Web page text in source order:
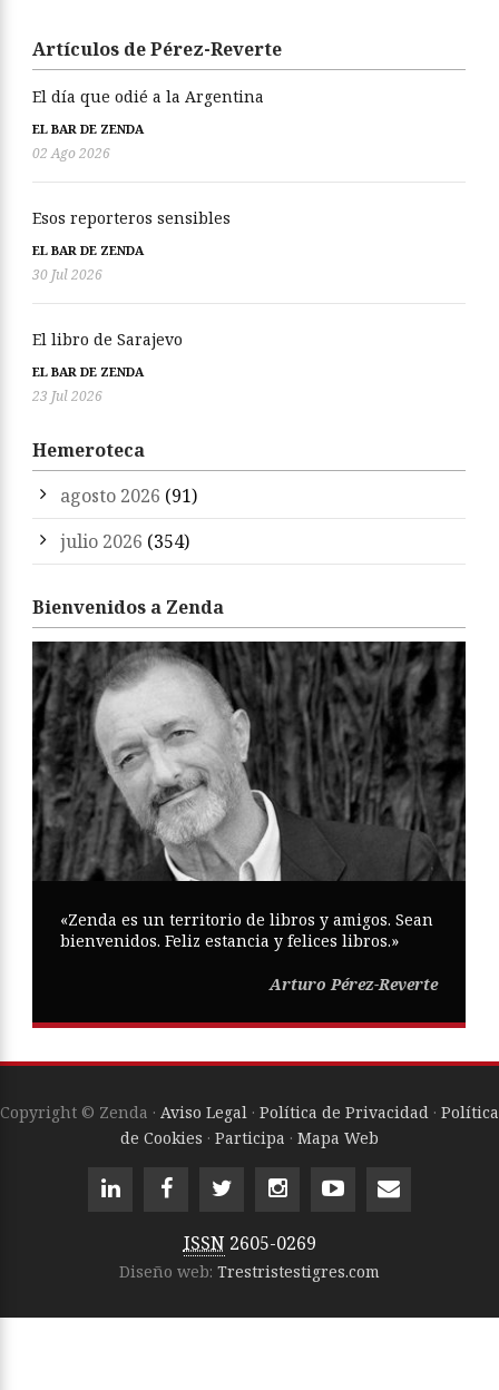
Artículos de Pérez-Reverte
El día que odié a la Argentina
EL BAR DE ZENDA
02 Ago 2026
Esos reporteros sensibles
EL BAR DE ZENDA
30 Jul 2026
El libro de Sarajevo
EL BAR DE ZENDA
23 Jul 2026
Hemeroteca
agosto 2026 (91)
julio 2026 (354)
Bienvenidos a Zenda
«Zenda es un territorio de libros y amigos. Sean
bienvenidos. Feliz estancia y felices libros.»
Arturo Pérez-Reverte
Copyright © Zenda · Aviso Legal · Política de Privacidad · Política
de Cookies · Participa · Mapa Web
ISSN 2605-0269
Diseño web: Trestristestigres.com